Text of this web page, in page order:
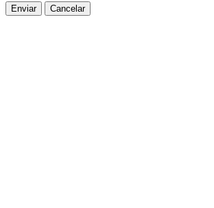
Enviar Cancelar